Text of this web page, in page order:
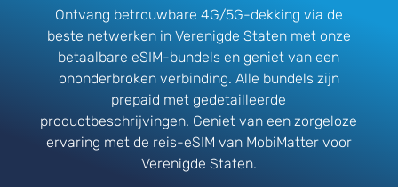
Ontvang betrouwbare 4G/5G-dekking via de
beste netwerken in Verenigde Staten met onze
betaalbare eSIM-bundels en geniet van een
ononderbroken verbinding. Alle bundels zijn
prepaid met gedetailleerde
productbeschrijvingen. Geniet van een zorgeloze
ervaring met de reis-eSIM van MobiMatter voor
Verenigde Staten.